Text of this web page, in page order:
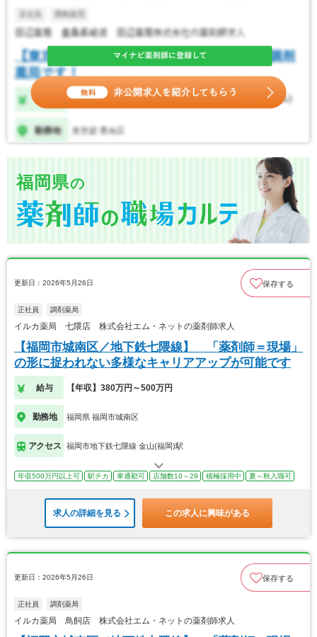
福岡県の
更新日：2026年5月26日 保存する
正社員 調剤薬局
イルカ薬局 七隈店 株式会社エム・ネットの薬剤師求人
【福岡市城南区／地下鉄七隈線】 「薬剤師＝現場」
の形に捉われない多様なキャリアアップが可能です
給与 【年収】380万円～500万円
勤務地 福岡県 福岡市城南区
アクセス 福岡市地下鉄七隈線 金山(福岡)駅
年収500万円以上可 駅チカ 車通勤可 店舗数10～29 積極採用中 夏～秋入職可
求人の詳細を見る この求人に興味がある
更新日：2026年5月26日 保存する
正社員 調剤薬局
イルカ薬局 鳥飼店 株式会社エム・ネットの薬剤師求人